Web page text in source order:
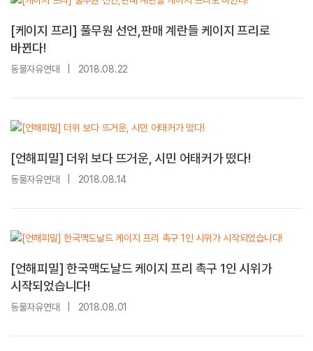
[케이지 프리] 풀무원 선언,판매 계란들 케이지 프리로
바뀐다!
동물자유연대 2018.08.22
[언해피밀] 더위 보다 뜨거운, 시민 어태커가 떴다!
동물자유연대 2018.08.14
[언해피밀] 한국맥도날드 케이지 프리 촉구 1인 시위가
시작되었습니다!
동물자유연대 2018.08.01